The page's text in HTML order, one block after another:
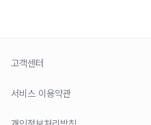
고객센터
서비스 이용약관